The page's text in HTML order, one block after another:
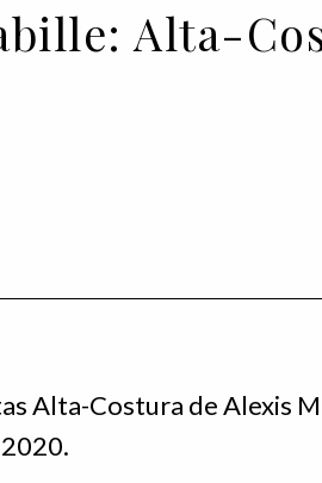
Alta-
Alta-Costura de Alexis